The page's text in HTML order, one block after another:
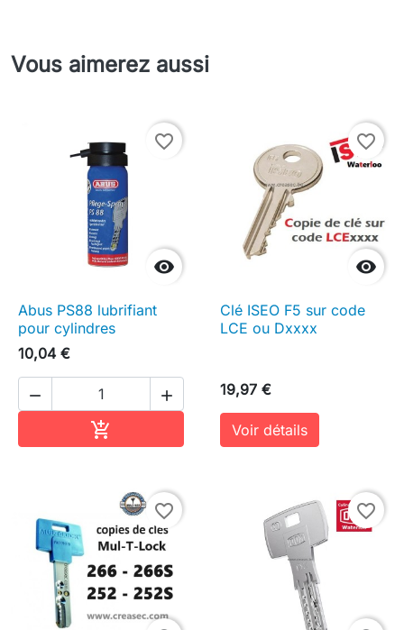
Vous aimerez aussi

favorite_border
Abus PS88 lubrifiant
pour cylindres
10,04 €
 


favorite_border
Clé ISEO F5 sur code
LCE ou Dxxxx
19,97 €
Voir détails
favorite_border favorite_border